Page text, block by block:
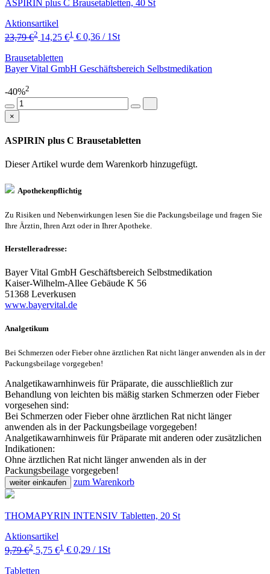
ASPIRIN plus C Brausetabletten, 40 St
Aktionsartikel
23,79 €2 14,25 €1 € 0,36 / 1St
Brausetabletten
Bayer Vital GmbH Geschäftsbereich Selbstmedikation
-40%2
×
ASPIRIN plus C Brausetabletten
Dieser Artikel wurde dem Warenkorb hinzugefügt.
Apothekenpflichtig
Zu Risiken und Nebenwirkungen lesen Sie die Packungsbeilage und fragen Sie
Ihre Ärztin, Ihren Arzt oder in Ihrer Apotheke.
Herstelleradresse:
Bayer Vital GmbH Geschäftsbereich Selbstmedikation
Kaiser-Wilhelm-Allee Gebäude K 56
51368 Leverkusen
www.bayervital.de
Analgetikum
Bei Schmerzen oder Fieber ohne ärztlichen Rat nicht länger anwenden als in der
Packungsbeilage vorgegeben!
Analgetikawarnhinweis für Präparate, die ausschließlich zur
Behandlung von leichten bis mäßig starken Schmerzen oder Fieber
vorgesehen sind:
Bei Schmerzen oder Fieber ohne ärztlichen Rat nicht länger
anwenden als in der Packungsbeilage vorgegeben!
Analgetikawarnhinweis für Präparate mit anderen oder zusätzlichen
Indikationen:
Ohne ärztlichen Rat nicht länger anwenden als in der
Packungsbeilage vorgegeben!
weiter einkaufen zum Warenkorb
THOMAPYRIN INTENSIV Tabletten, 20 St
Aktionsartikel
9,79 €2 5,75 €1 € 0,29 / 1St
Tabletten